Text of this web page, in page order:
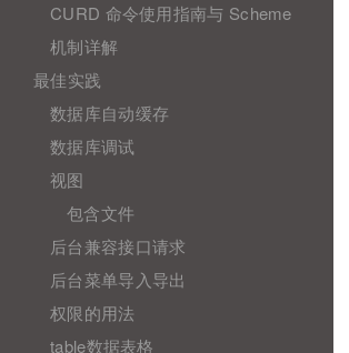
CURD 命令使用指南与 Scheme
机制详解
最佳实践
数据库自动缓存
数据库调试
视图
包含文件
后台兼容接口请求
后台菜单导入导出
权限的用法
table数据表格